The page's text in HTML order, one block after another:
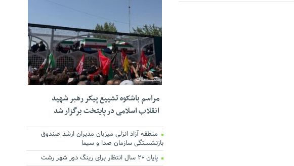
مراسم باشکوه تشییع پیکر رهبر شهید
انقلاب اسلامی در پایتخت برگزار شد
منطقه آزاد انزلی میزبان مدیران ارشد صندوق
بازنشستگی سازمان صدا و سیما
پایان ۲۰ سال انتظار برای رینگ دور شهر رشت